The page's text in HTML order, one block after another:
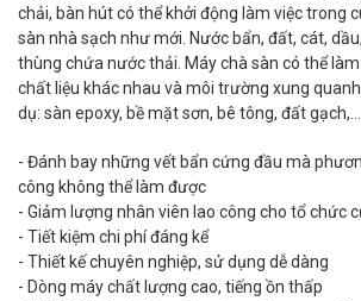
chải, bàn hút có thể khởi động làm việc trong
sàn nhà sạch như mới. Nước bẩn, đất, cát,
thùng chứa nước thải. Máy chà sàn có thể
chất liệu khác nhau và môi trường xung
dụ: sàn epoxy, bề mặt sơn, bê tông, đất gạch,...
- Đánh bay những vết bẩn cứng đầu mà
công không thể làm được
- Giảm lượng nhân viên lao công cho tổ chức
- Tiết kiệm chi phí đáng kể
- Thiết kế chuyên nghiệp, sử dụng dễ dàng
- Dòng máy chất lượng cao, tiếng ồn thấp